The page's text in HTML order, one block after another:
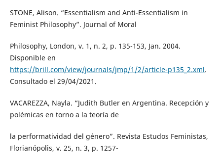
STONE, Alison. “Essentialism and Anti-Essentialism in
Feminist Philosophy”. Journal of Moral
Philosophy, London, v. 1, n. 2, p. 135-153, Jan. 2004.
Disponible en
https://brill.com/view/journals/jmp/1/2/article-p135_2.xml.
Consultado el 29/04/2021.
VACAREZZA, Nayla. “Judith Butler en Argentina. Recepción y
polémicas en torno a la teoría de
la performatividad del género”. Revista Estudos Feministas,
Florianópolis, v. 25, n. 3, p. 1257-